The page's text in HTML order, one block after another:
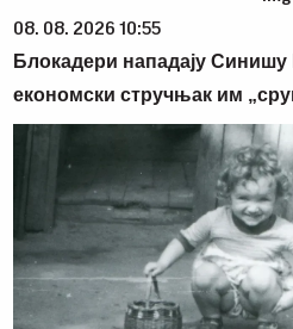
08. 08. 2026 10:55
Блокадери нападају
економски стручњак им